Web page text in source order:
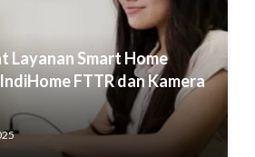
Layanan Smart Home
FTTR dan Kamera